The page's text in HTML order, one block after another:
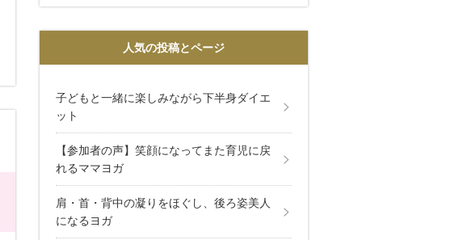
人気の投稿とページ
子どもと一緒に楽しみながら下半身ダイエ
ット
【参加者の声】笑顔になってまた育児に戻
れるママヨガ
肩・首・背中の凝りをほぐし、後ろ姿美人
になるヨガ